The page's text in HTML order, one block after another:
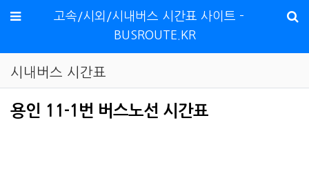
메뉴
고속/시외/시내버스 시간표 사이트 -
BUSROUTE.KR
시내버스 시간표
용인 11-1번 버스노선 시간표